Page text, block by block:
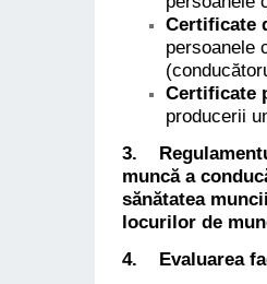
Certificate
persoanele
Certificate
producerii
3.
muncă a
sănătatea
locurilor de
4. Evaluarea